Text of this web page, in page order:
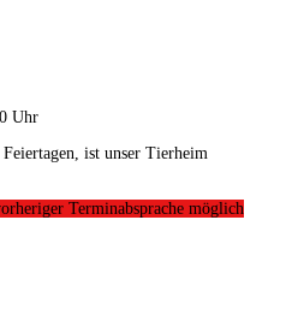
Uhr
ist unser Tierheim
Terminabsprache möglich